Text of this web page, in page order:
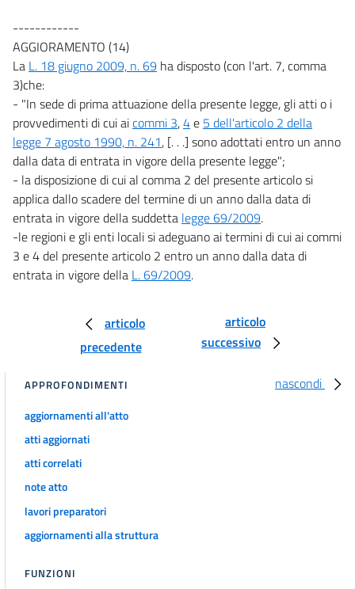
------------
AGGIORAMENTO (14)
La L. 18 giugno 2009, n. 69 ha disposto (con l'art. 7, comma
3)che:
- "In sede di prima attuazione della presente legge, gli atti o i
provvedimenti di cui aicommi 3,4e 5 dell'articolo 2 della
legge 7 agosto 1990, n. 241, [. . .] sono adottati entro un anno
dalla data di entrata in vigore della presente legge";
- la disposizione di cui al comma 2 del presente articolo si
applica dallo scadere del termine di un anno dalla data di
entrata in vigore della suddetta legge 69/2009.
-le regioni e gli enti locali si adeguano ai termini di cui ai commi
3 e 4 del presente articolo 2 entro un anno dalla data di
entrata in vigore della L. 69/2009.
articolo
precedente
articolo
successivo
nascondi
APPROFONDIMENTI
aggiornamenti all'atto
atti aggiornati
atti correlati
note atto
lavori preparatori
aggiornamenti alla struttura
FUNZIONI